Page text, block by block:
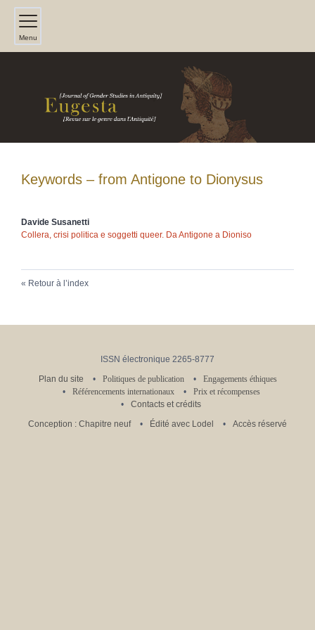
Menu
Keywords – from Antigone to Dionysus
Davide Susanetti
Collera, crisi politica e soggetti queer. Da Antigone a Dioniso
Retour à l’index
ISSN électronique 2265-8777
Plan du site
Politiques de publication
Engagements éthiques
Référencements internationaux
Prix et récompenses
Contacts et crédits
Conception : Chapitre neuf
Édité avec Lodel Accès réservé